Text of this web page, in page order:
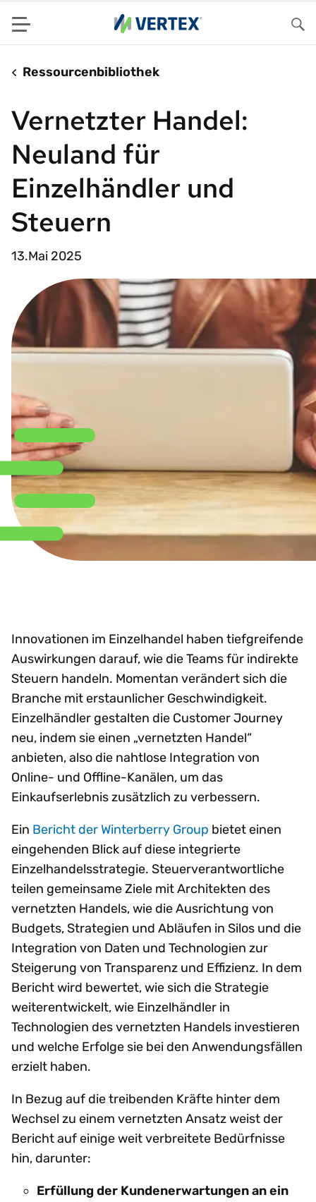
Menu
Ressourcenbibliothek
Vernetzter Handel:
Neuland für
Einzelhändler und
Steuern
13.Mai 2025
Innovationen im Einzelhandel haben tiefgreifende
Auswirkungen darauf, wie die Teams für indirekte
Steuern handeln. Momentan verändert sich die
Branche mit erstaunlicher Geschwindigkeit.
Einzelhändler gestalten die Customer Journey
neu, indem sie einen „vernetzten Handel“
anbieten, also die nahtlose Integration von
Online- und Offline-Kanälen, um das
Einkaufserlebnis zusätzlich zu verbessern.
Ein Bericht der Winterberry Group bietet einen
eingehenden Blick auf diese integrierte
Einzelhandelsstrategie. Steuerverantwortliche
teilen gemeinsame Ziele mit Architekten des
vernetzten Handels, wie die Ausrichtung von
Budgets, Strategien und Abläufen in Silos und die
Integration von Daten und Technologien zur
Steigerung von Transparenz und Effizienz. In dem
Bericht wird bewertet, wie sich die Strategie
weiterentwickelt, wie Einzelhändler in
Technologien des vernetzten Handels investieren
und welche Erfolge sie bei den Anwendungsfällen
erzielt haben.
In Bezug auf die treibenden Kräfte hinter dem
Wechsel zu einem vernetzten Ansatz weist der
Bericht auf einige weit verbreitete Bedürfnisse
hin, darunter:
Erfüllung der Kundenerwartungen an ein